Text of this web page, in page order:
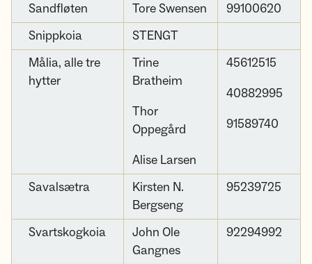
Sandfløten Tore Swensen
99100620
Snippkoia
STENGT
Målia, alle tre
hytter
Trine
Bratheim
Thor
Oppegård
Alise Larsen
45612515
40882995
91589740
Savalsætra
Kirsten N.
Bergseng
95239725
Svartskogkoia
John Ole
Gangnes
92294992